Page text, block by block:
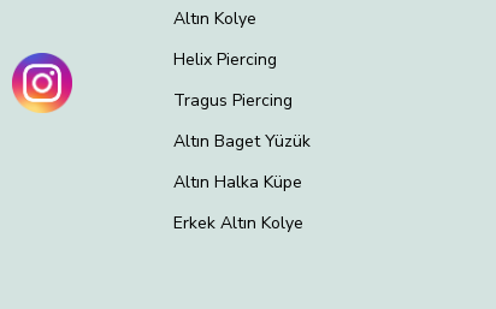
Altın Kolye
Helix Piercing
Tragus Piercing
Altın Baget Yüzük
Altın Halka Küpe
Erkek Altın Kolye